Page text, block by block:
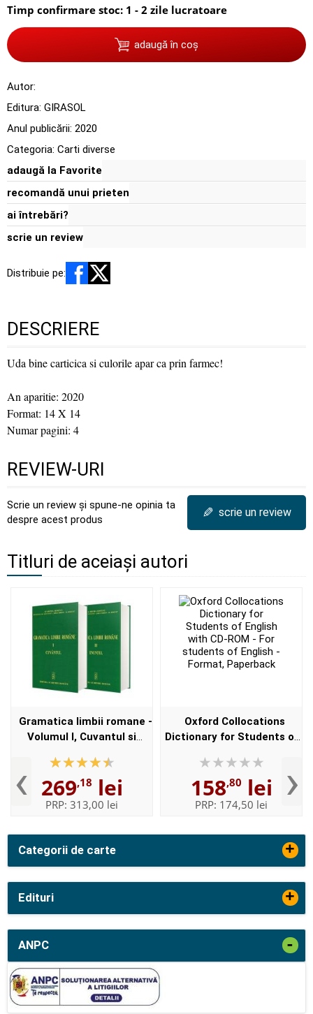
Categorii de carte +
Edituri +
ANPC -
Timp confirmare stoc: 1 - 2 zile lucratoare
adaugă în coș
Autor:
Editura: GIRASOL
Anul publicării: 2020
Categoria: Carti diverse
adaugă la Favorite
recomandă unui prieten
ai întrebări?
scrie un review
Distribuie pe:
DESCRIERE
Uda bine carticica si culorile apar ca prin farmec!
An aparitie: 2020
Format: 14 X 14
Numar pagini: 4
REVIEW-URI
Scrie un review și spune-ne opinia ta
despre acest produs
✎ scrie un review
Titluri de aceiași autori
‹
Gramatica limbii romane -
Volumul I, Cuvantul si
Elaborata sub egida
Institutului de
Lingvistica,,...
269,18 lei
PRP: 313,00 lei
Oxford Collocations
Dictionary for Students of
students of English -
Format, Paperback
158,80 lei
PRP: 174,50 lei ›